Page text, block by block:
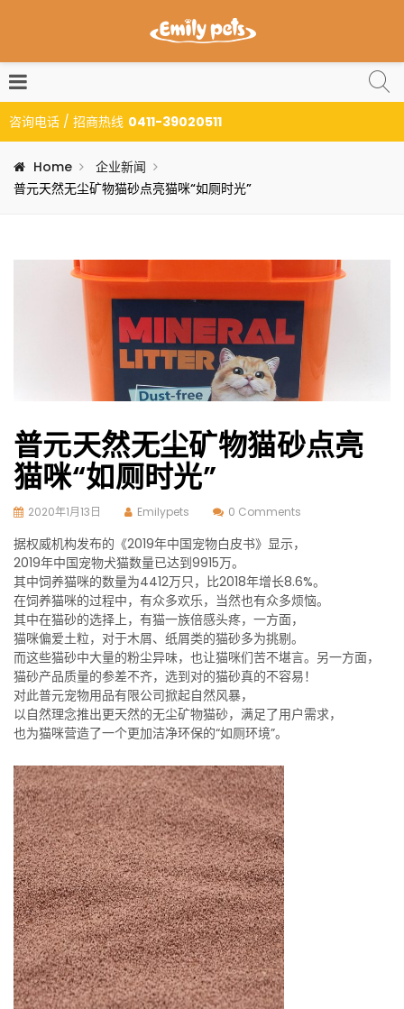
咨询电话 / 招商热线 0411-39020511
Home
企业新闻
普元天然无尘矿物猫砂点亮猫咪“如厕时光”
普元天然无尘矿物猫砂点亮
猫咪“如厕时光”
2020年1月13日 Emilypets 0 Comments
据权威机构发布的《2019年中国宠物白皮书》显示，
2019年中国宠物犬猫数量已达到9915万。
其中饲养猫咪的数量为4412万只，比2018年增长8.6%。
在饲养猫咪的过程中，有众多欢乐，当然也有众多烦恼。
其中在猫砂的选择上，有猫一族倍感头疼，一方面，
猫咪偏爱土粒，对于木屑、纸屑类的猫砂多为挑剔。
而这些猫砂中大量的粉尘异味，也让猫咪们苦不堪言。另一方面，
猫砂产品质量的参差不齐，选到对的猫砂真的不容易！
对此普元宠物用品有限公司掀起自然风暴，
以自然理念推出更天然的无尘矿物猫砂，满足了用户需求，
也为猫咪营造了一个更加洁净环保的“如厕环境”。